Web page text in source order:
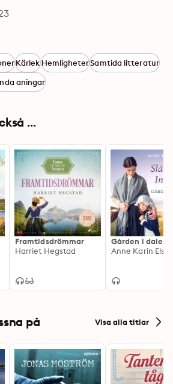
KärlekHemligheterSamtida litteratur
aningar
...
Framtidsdrömmar
Harriet Hegstad
Gården i dalen
Anne Karin
på Visa alla titlar